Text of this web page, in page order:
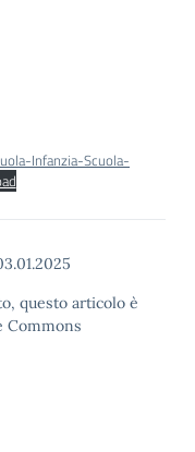
Infanzia-Scuola-
questo articolo è
Commons